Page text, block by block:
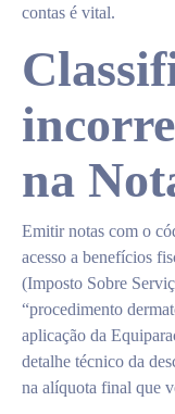
contas é vital.
na
Emitir notas com o
acesso a benefícios
(Imposto Sobre
“procedimento
aplicação da
detalhe técnico da
na alíquota final que